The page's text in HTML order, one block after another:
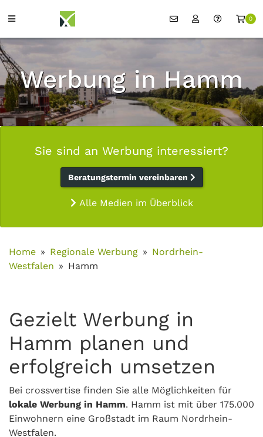
0
Werbung in Hamm
Sie sind an Werbung interessiert?
Beratungstermin vereinbaren
Alle Medien im Überblick
Home Regionale Werbung
Nordrhein-
Westfalen
Hamm
Gezielt Werbung in
Hamm planen und
erfolgreich umsetzen
Bei crossvertise finden Sie alle Möglichkeiten für
lokale Werbung in Hamm. Hamm ist mit über 175.000
Einwohnern eine Großstadt im Raum Nordrhein-
Westfalen.